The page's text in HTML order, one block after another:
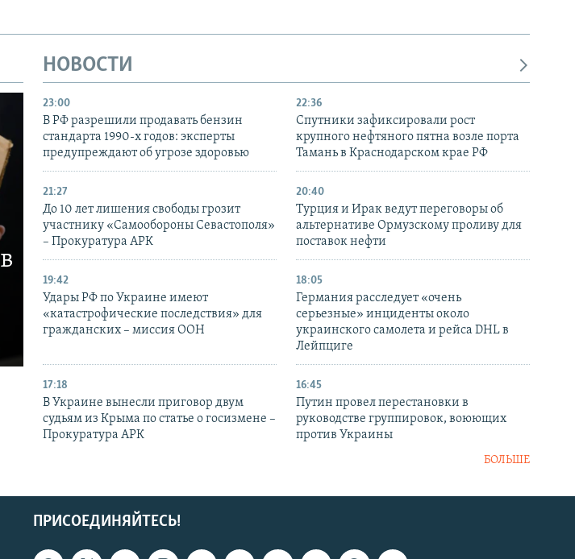
НОВОСТИ
23:00
В РФ разрешили продавать бензин
стандарта 1990-х годов: эксперты
предупреждают об угрозе здоровью
22:36
Спутники зафиксировали рост
крупного нефтяного пятна возле порта
Тамань в Краснодарском крае РФ
21:27
До 10 лет лишения свободы грозит
участнику «Самообороны Севастополя»
– Прокуратура АРК
20:40
Турция и Ирак ведут переговоры об
альтернативе Ормузскому проливу для
поставок нефти
19:42
Удары РФ по Украине имеют
«катастрофические последствия» для
гражданских – миссия ООН
18:05
Германия расследует «очень
серьезные» инциденты около
украинского самолета и рейса DHL в
Лейпциге
17:18
В Украине вынесли приговор двум
судьям из Крыма по статье о госизмене –
Прокуратура АРК
16:45
Путин провел перестановки в
руководстве группировок, воюющих
против Украины
БОЛЬШЕ
ПРИСОЕДИНЯЙТЕСЬ!